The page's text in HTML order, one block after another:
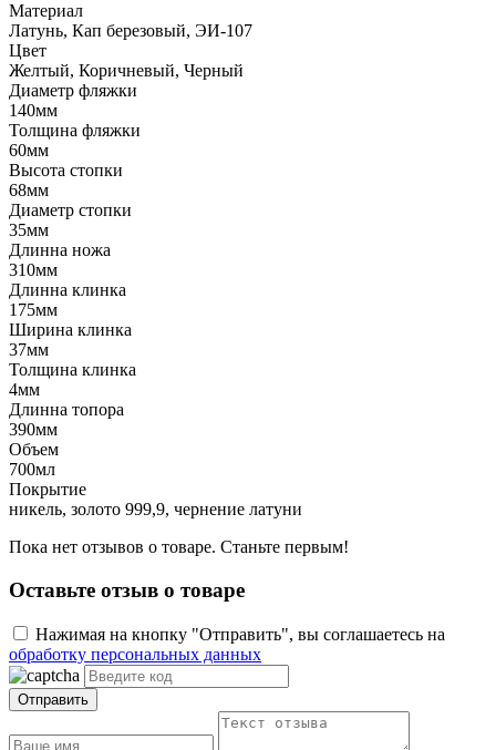
Материал
Латунь, Кап березовый, ЭИ-107
Цвет
Желтый, Коричневый, Черный
Диаметр фляжки
140мм
Толщина фляжки
60мм
Высота стопки
68мм
Диаметр стопки
35мм
Длинна ножа
310мм
Длинна клинка
175мм
Ширина клинка
37мм
Толщина клинка
4мм
Длинна топора
390мм
Объем
700мл
Покрытие
никель, золото 999,9, чернение латуни
Пока нет отзывов о товаре. Станьте первым!
Оставьте отзыв о товаре
Нажимая на кнопку "Отправить", вы соглашаетесь на
обработку персональных данных
Отправить